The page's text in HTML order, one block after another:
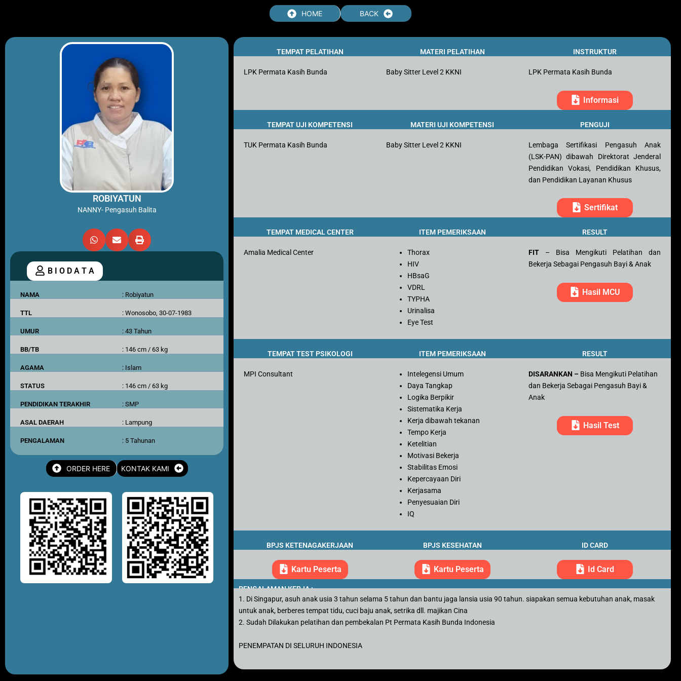
HOME BACK
ROBIYATUN
NANNY- Pengasuh Balita
B I O D A T A
NAMA : Robiyatun
TTL : Wonosobo, 30-07-1983
UMUR : 43 Tahun
BB/TB : 146 cm / 63 kg
AGAMA : Islam
STATUS : 146 cm / 63 kg
PENDIDIKAN TERAKHIR : SMP
ASAL DAERAH : Lampung
PENGALAMAN : 5 Tahunan
ORDER HERE KONTAK KAMI
TEMPAT PELATIHAN MATERI PELATIHAN INSTRUKTUR
LPK Permata Kasih Bunda Baby Sitter Level 2 KKNI LPK Permata Kasih Bunda
Informasi
TEMPAT UJI KOMPETENSI MATERI UJI KOMPETENSI PENGUJI
TUK Permata Kasih Bunda Baby Sitter Level 2 KKNI
Lembaga Sertifikasi Pengasuh Anak
(LSK-PAN) dibawah Direktorat Jenderal
Pendidikan Vokasi, Pendidikan Khusus,
dan Pendidikan Layanan Khusus
Sertifikat
TEMPAT MEDICAL CENTER ITEM PEMERIKSAAN RESULT
Amalia Medical Center
Thorax
HIV
HBsaG
VDRL
TYPHA
Urinalisa
Eye Test
FIT – Bisa Mengikuti Pelatihan dan
Bekerja Sebagai Pengasuh Bayi & Anak
Hasil MCU
TEMPAT TEST PSIKOLOGI ITEM PEMERIKSAAN RESULT
MPI Consultant
Intelegensi Umum
Daya Tangkap
Logika Berpikir
Sistematika Kerja
Kerja dibawah tekanan
Tempo Kerja
Ketelitian
Motivasi Bekerja
Stabilitas Emosi
Kepercayaan Diri
Kerjasama
Penyesuaian Diri
IQ
DISARANKAN – Bisa Mengikuti Pelatihan
dan Bekerja Sebagai Pengasuh Bayi &
Anak
Hasil Test
BPJS KETENAGAKERJAAN BPJS KESEHATAN ID CARD
Kartu Peserta Kartu Peserta Id Card
PENGALAMAN KERJA :
1. Di Singapur, asuh anak usia 3 tahun selama 5 tahun dan bantu jaga lansia usia 90 tahun. siapakan semua kebutuhan anak, masak
untuk anak, berberes tempat tidu, cuci baju anak, setrika dll. majikan Cina
2. Sudah Dilakukan pelatihan dan pembekalan Pt Permata Kasih Bunda Indonesia
PENEMPATAN DI SELURUH INDONESIA